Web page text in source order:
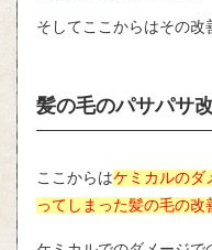
そしてここからはその改
髪の毛のパサパサ
ここからはケミカルのダ
ってしまった髪の毛の改